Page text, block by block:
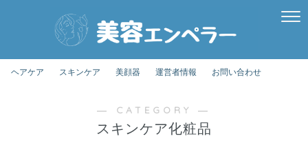
ヘアケア スキンケア 美顔器 運営者情報 お問い合わせ
― CATEGORY ―
スキンケア化粧品